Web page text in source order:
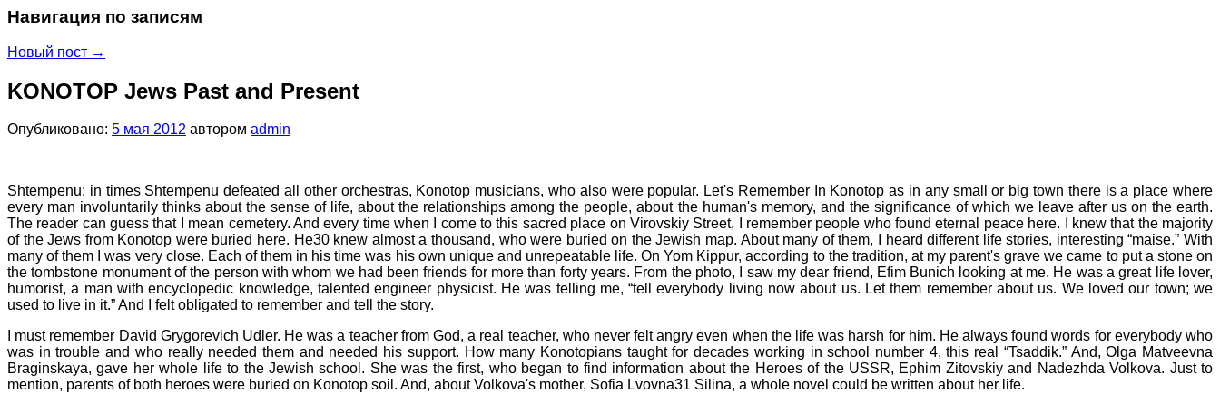
Навигация по записям
Новый пост →
KONOTOP Jews Past and Present
Опубликовано: 5 мая 2012 автором admin
Shtempenu: in times Shtempenu defeated all other orchestras, Konotop musicians, who also were popular. Let's Remember In Konotop as in any small or big town there is a place where
every man involuntarily thinks about the sense of life, about the relationships among the people, about the human's memory, and the significance of which we leave after us on the earth.
The reader can guess that I mean cemetery. And every time when I come to this sacred place on Virovskiy Street, I remember people who found eternal peace here. I knew that the majority
of the Jews from Konotop were buried here. He30 knew almost a thousand, who were buried on the Jewish map. About many of them, I heard different life stories, interesting “maise.” With
many of them I was very close. Each of them in his time was his own unique and unrepeatable life. On Yom Kippur, according to the tradition, at my parent's grave we came to put a stone on
the tombstone monument of the person with whom we had been friends for more than forty years. From the photo, I saw my dear friend, Efim Bunich looking at me. He was a great life lover,
humorist, a man with encyclopedic knowledge, talented engineer physicist. He was telling me, “tell everybody living now about us. Let them remember about us. We loved our town; we
used to live in it.” And I felt obligated to remember and tell the story.
I must remember David Grygorevich Udler. He was a teacher from God, a real teacher, who never felt angry even when the life was harsh for him. He always found words for everybody who
was in trouble and who really needed them and needed his support. How many Konotopians taught for decades working in school number 4, this real “Tsaddik.” And, Olga Matveevna
Braginskaya, gave her whole life to the Jewish school. She was the first, who began to find information about the Heroes of the USSR, Ephim Zitovskiy and Nadezhda Volkova. Just to
mention, parents of both heroes were buried on Konotop soil. And, about Volkova's mother, Sofia Lvovna31 Silina, a whole novel could be written about her life.